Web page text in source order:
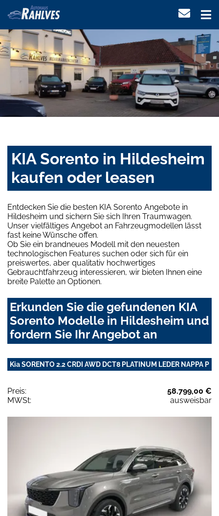
KIA Sorento in Hildesheim
kaufen oder leasen
Entdecken Sie die besten KIA Sorento Angebote in
Hildesheim und sichern Sie sich Ihren Traumwagen.
Unser vielfältiges Angebot an Fahrzeugmodellen lässt
fast keine Wünsche offen.
Ob Sie ein brandneues Modell mit den neuesten
technologischen Features suchen oder sich für ein
preiswertes, aber qualitativ hochwertiges
Gebrauchtfahrzeug interessieren, wir bieten Ihnen eine
breite Palette an Optionen.
Erkunden Sie die gefundenen KIA
Sorento Modelle in Hildesheim und
fordern Sie Ihr Angebot an
Kia SORENTO 2.2 CRDI AWD DCT8 PLATINUM LEDER NAPPA P
Preis:
58.799,00 €
MWSt:
ausweisbar